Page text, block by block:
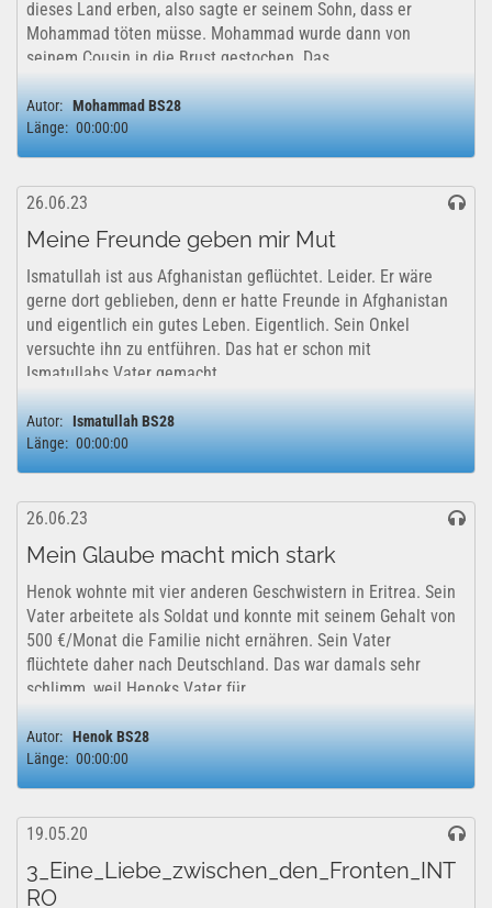
dieses Land erben, also sagte er seinem Sohn, dass er
Mohammad töten müsse. Mohammad wurde dann von
seinem Cousin in die Brust gestochen. Das...
Autor: Mohammad BS28
Länge: 00:00:00
26.06.23
Meine Freunde geben mir Mut
Ismatullah ist aus Afghanistan geflüchtet. Leider. Er wäre
gerne dort geblieben, denn er hatte Freunde in Afghanistan
und eigentlich ein gutes Leben. Eigentlich. Sein Onkel
versuchte ihn zu entführen. Das hat er schon mit
Ismatullahs Vater gemacht....
Autor: Ismatullah BS28
Länge: 00:00:00
26.06.23
Mein Glaube macht mich stark
Henok wohnte mit vier anderen Geschwistern in Eritrea. Sein
Vater arbeitete als Soldat und konnte mit seinem Gehalt von
500 €/Monat die Familie nicht ernähren. Sein Vater
flüchtete daher nach Deutschland. Das war damals sehr
schlimm, weil Henoks Vater für...
Autor: Henok BS28
Länge: 00:00:00
19.05.20
3_Eine_Liebe_zwischen_den_Fronten_INT
RO